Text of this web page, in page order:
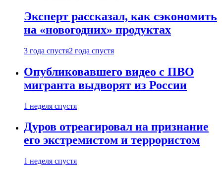
Эксперт рассказал, как сэкономить
на «новогодних» продуктах
3 года спустя2 года спустя
Опубликовавшего видео с ПВО
мигранта выдворят из России
1 неделя спустя
Дуров отреагировал на признание
его экстремистом и террористом
1 неделя спустя